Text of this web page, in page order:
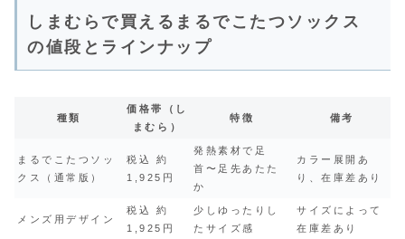
しまむらで買えるまるでこたつソックス
の値段とラインナップ
種類
価格帯（し
まむら）
特徴 備考
まるでこたつソッ
クス（通常版）
税込 約
1,925円
発熱素材で足
首〜足先あたた
か
カラー展開あ
り、在庫差あり
メンズ用デザイン
税込 約
1,925円
少しゆったりし
たサイズ感
サイズによって
在庫差あり